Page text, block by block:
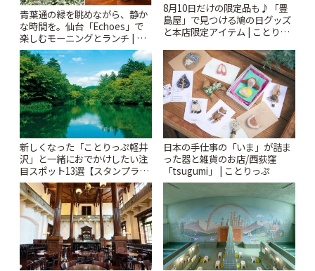
青葉通の緑を眺めながら、静か
な時間を。仙台「Echoes」で
楽しむモーニングとランチ | こ
とりっぷ
8月10日だけの限定品も♪「豊
島屋」で見つける鳩の日グッズ
と本店限定アイテム | ことりっ
新しくなった「ことりっぷ軽井
沢」と一緒におでかけしたい注
目スポット13選【スタンプラリ
ー開催中】 | ことりっぷ
日本の手仕事の「いま」が詰ま
った器と雑貨のお店/西荻窪
「tsugumi」 | ことりっぷ